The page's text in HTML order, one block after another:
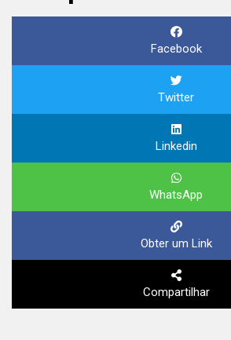
Facebook
Twitter
Linkedin
WhatsApp
Obter um Link
Compartilhar